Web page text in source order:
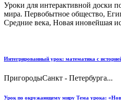
Уроки для интерактивной доски
мира. Первобытное общество,
Средние века, Новая иновейшая
Интегрированный урок: математика с
ПригородыСанкт - Петербурга...
Урок по окружающему миру Тема урока: